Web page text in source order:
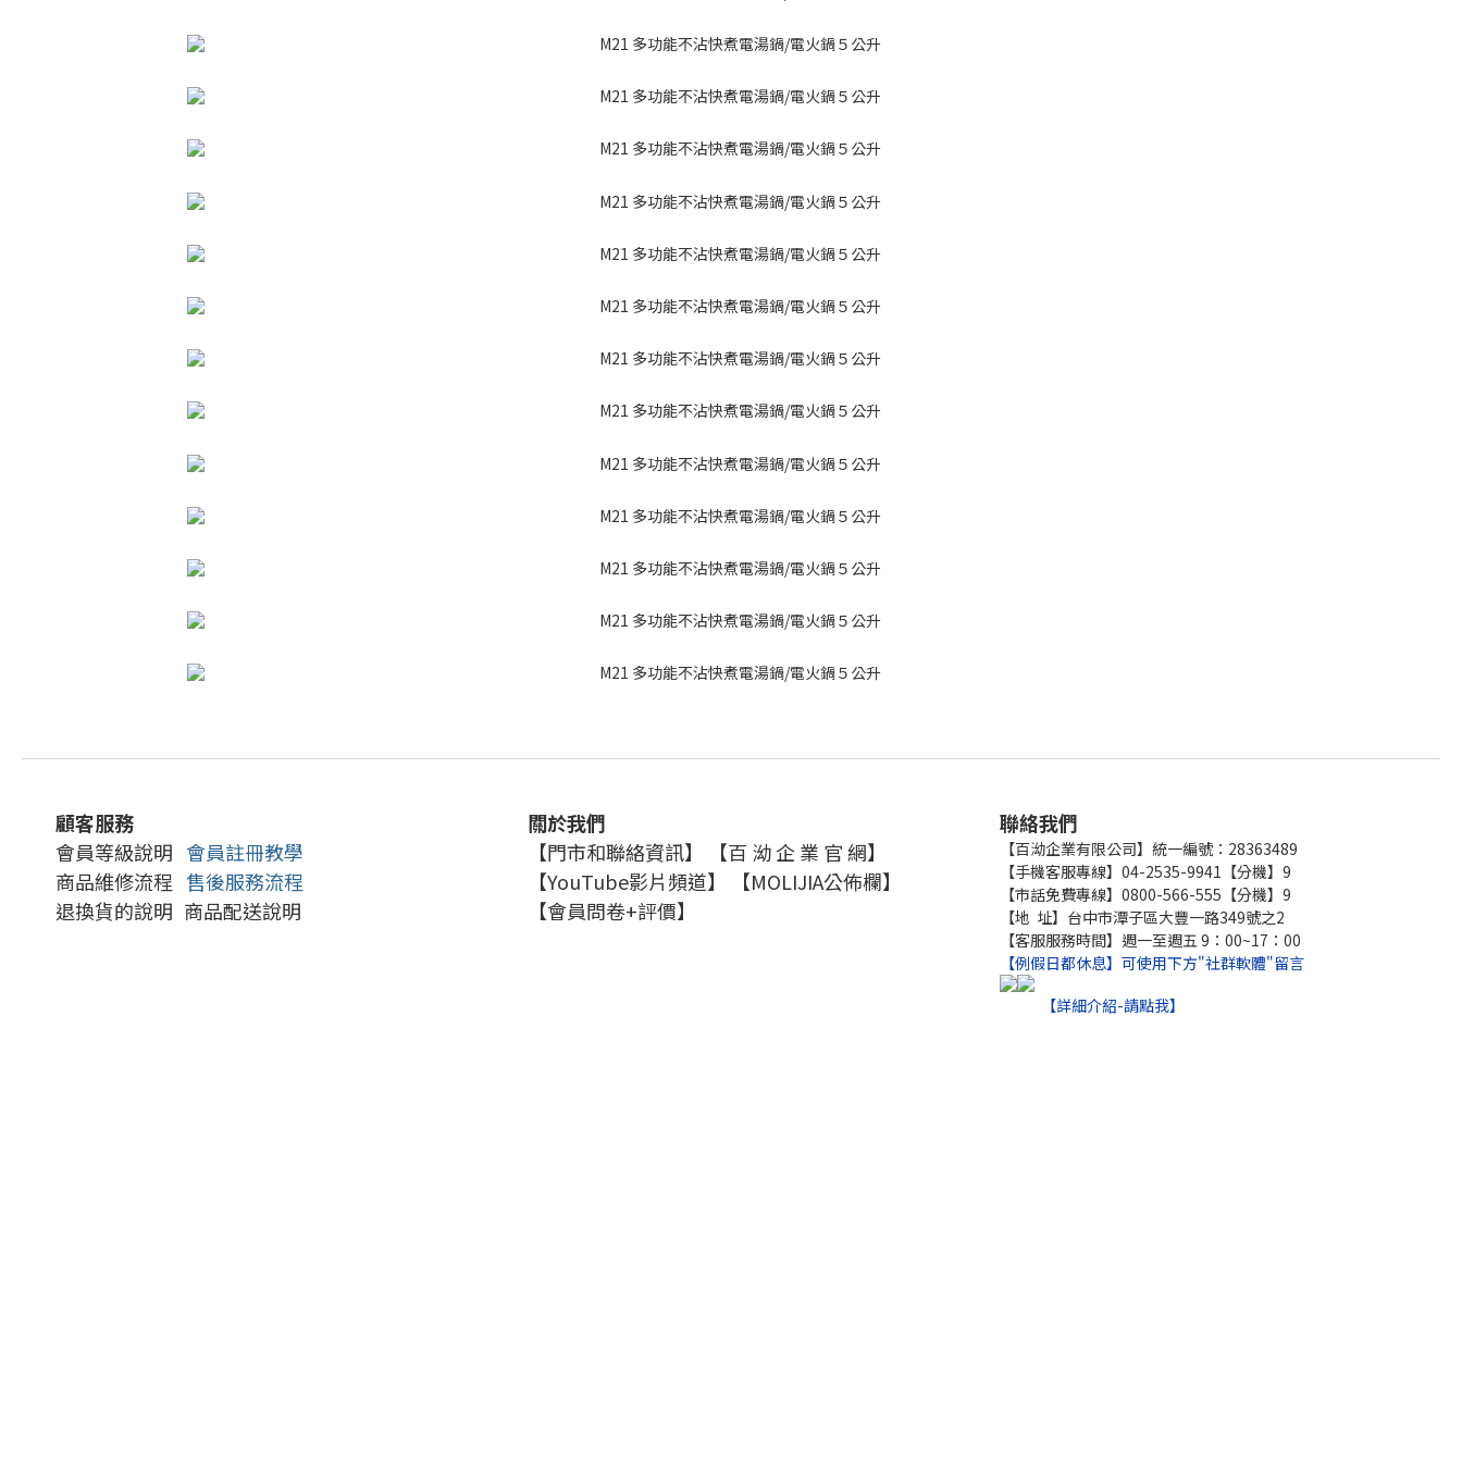
顧客服務
會員等級說明 會員註冊教學
商品維修流程 售後服務流程
退換貨的說明 商品配送說明
關於我們
【門市和聯絡資訊】
【百 泑 企 業 官 網】
【YouTube影片頻道】
【MOLIJIA公佈欄】
【會員問卷+評價】
聯絡我們
【百泑企業有限公司】統一編號：28363489
【手機客服專線】04-2535-9941【分機】9
【市話免費專線】0800-566-555【分機】9
【地 址】台中市潭子區大豐一路349號之2
【客服服務時間】週一至週五 9：00~17：00
【例假日都休息】可使用下方"社群軟體"留言
【詳細介紹-請點我】